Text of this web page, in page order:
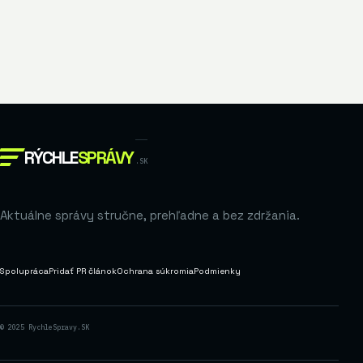
RÝCHLESPRÁVY .SK
Aktuálne správy stručne, prehľadne a bez zdržania.
SpoluprácaPridať PR článokOchrana súkromiaPodmienky
© 2025 RychleSpravy.SK